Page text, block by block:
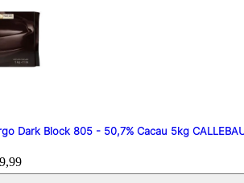
Dark Block 805 - 50,7% Cacau 5kg